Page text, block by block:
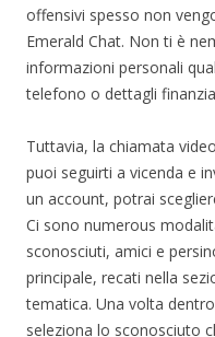
offensivi spesso non
Emerald Chat. Non ti è
informazioni personali
telefono o dettagli
Tuttavia, la chiamata
puoi seguirti a vicenda e
un account, potrai
Ci sono numerous
sconosciuti, amici e
principale, recati nella
tematica. Una volta
seleziona lo sconosciuto